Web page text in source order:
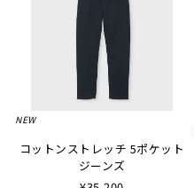
NEW
コットンストレッチ 5ポケット
ジーンズ